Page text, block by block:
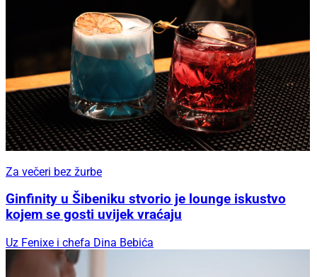
Za večeri bez žurbe
Ginfinity u Šibeniku stvorio je lounge iskustvo
kojem se gosti uvijek vraćaju
Uz Fenixe i chefa Dina Bebića